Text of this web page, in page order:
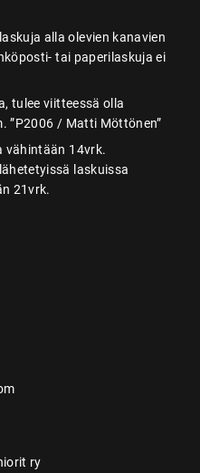
alla olevien kanavien
tai paperilaskuja ei
tulee viitteessä olla
”P2006 / Matti Möttönen”
vähintään 14vrk.
laskuissa
21vrk.
ry